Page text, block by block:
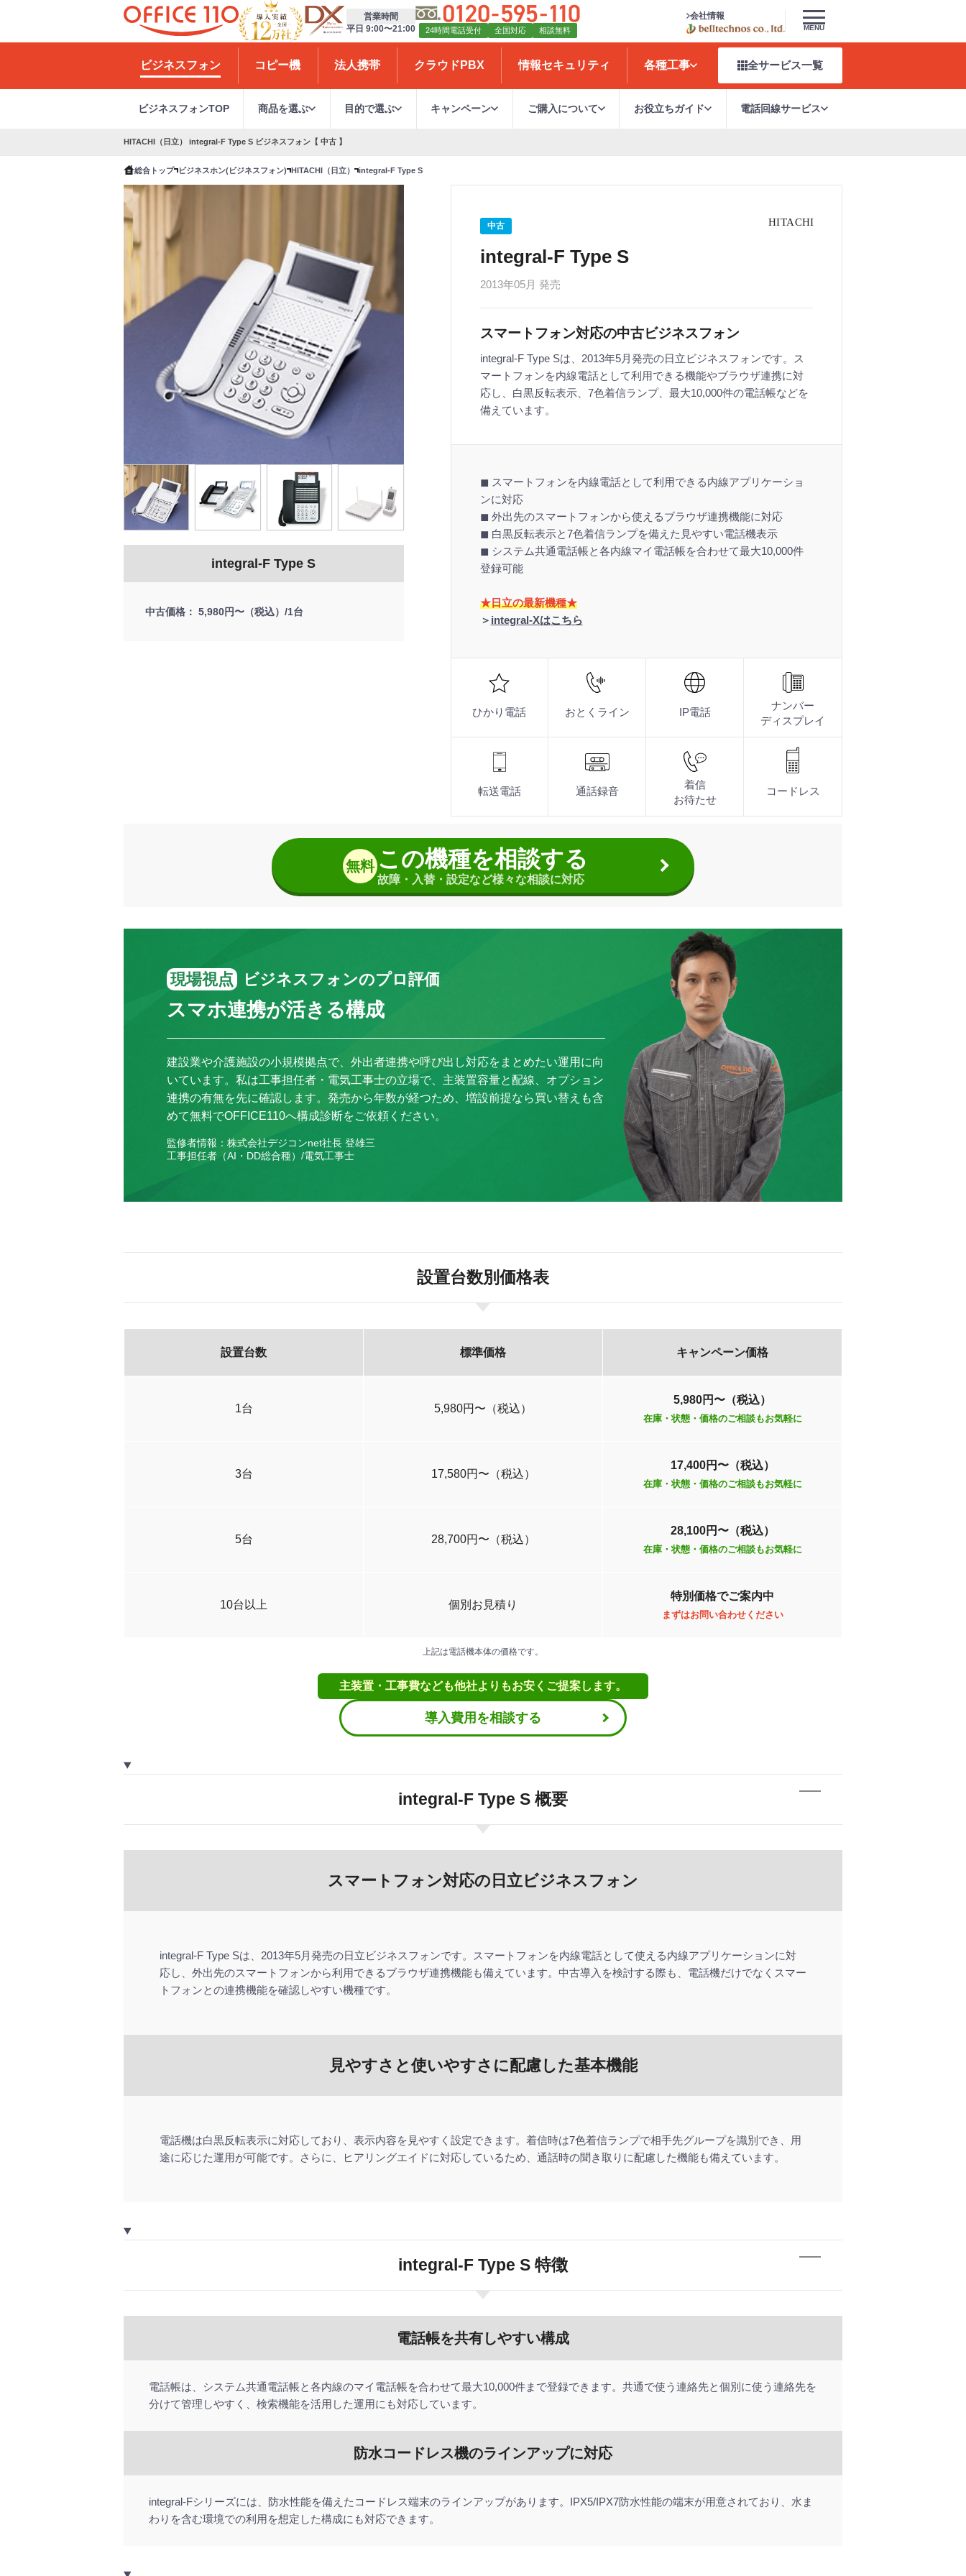
H
e
営業時間
平日 9:00〜21:00
24時間電話受付 全国対応 相談無料
会社情報
MENU
ビジネスフォン コピー機 法人携帯 クラウドPBX 情報セキュリティ 各種工事 全サービス一覧
ビジネスフォンTOP 商品を選ぶ 目的で選ぶ キャンペーン ご購入について お役立ちガイド 電話回線サービス
HITACHI（日立） integral-F Type S ビジネスフォン【 中古 】
総合トップ ビジネスホン(ビジネスフォン) HITACHI（日立） integral-F Type S
integral-F Type S
2013年05月 発売
中古
スマートフォン対応の中古ビジネスフォン
integral-F Type Sは、2013年5月発売の日立ビジネスフォンです。ス
マートフォンを内線電話として利用できる機能やブラウザ連携に対
応し、白黒反転表示、7色着信ランプ、最大10,000件の電話帳などを
備えています。
◼︎ スマートフォンを内線電話として利用できる内線アプリケーショ
ンに対応
◼︎ 外出先のスマートフォンから使えるブラウザ連携機能に対応
◼︎ 白黒反転表示と7色着信ランプを備えた見やすい電話機表示
◼︎ システム共通電話帳と各内線マイ電話帳を合わせて最大10,000件
登録可能
★日立の最新機種★
＞ integral-Xはこちら
スマホ対応機能の充実
スマートフォンを活用より、場所を選ばずビジネスをスムーズに。モバイル環境でも、社内システ
シンプルで使いやすいデザイン
白黒反転表示で文字を見やすく、7色の着信ランプで発信者を識別。ディスプレイ角度の調整にも
コードレス電話機
防水機能を搭載したハンディタイプのコードレス電話機で、オフィスや工場、店舗など幅広い環境
ひかり電話 おとくライン IP電話
ナンバー
ディスプレイ
転送電話 通話録音
着信
お待たせ
コードレス
integral-F Type S
中古価格 5,980円〜（税込）/1台
無料この機種を相談する
故障・入替・設定など様々な相談に対応
現場視点 ビジネスフォンのプロ評価
スマホ連携が活きる構成
建設業や介護施設の小規模拠点で、外出者連携や呼び出し対応をまとめたい運用に向
いています。私は工事担任者・電気工事士の立場で、主装置容量と配線、オプション
連携の有無を先に確認します。発売から年数が経つため、増設前提なら買い替えも含
めて無料でOFFICE110へ構成診断をご依頼ください。
監修者情報：株式会社デジコンnet社長 登雄三
工事担任者（AI・DD総合種）/電気工事士
設置台数別価格表
設置台数 標準価格 キャンペーン価格
1台 5,980円〜（税込）
5,980円〜（税込）
在庫・状態・価格のご相談もお気軽に
3台 17,580円〜（税込）
17,400円〜（税込）
在庫・状態・価格のご相談もお気軽に
5台 28,700円〜（税込）
28,100円〜（税込）
在庫・状態・価格のご相談もお気軽に
10台以上 個別お見積り
特別価格でご案内中
まずはお問い合わせください
上記は電話機本体の価格です。
主装置・工事費なども他社よりもお安くご提案します。
導入費用を相談する
integral-F Type S 概要
スマートフォン対応の日立ビジネスフォン
integral-F Type Sは、2013年5月発売の日立ビジネスフォンです。スマートフォンを内線電話として使える内線アプリケーションに対
応し、外出先のスマートフォンから利用できるブラウザ連携機能も備えています。中古導入を検討する際も、電話機だけでなくスマー
トフォンとの連携機能を確認しやすい機種です。
見やすさと使いやすさに配慮した基本機能
電話機は白黒反転表示に対応しており、表示内容を見やすく設定できます。着信時は7色着信ランプで相手先グループを識別でき、用
途に応じた運用が可能です。さらに、ヒアリングエイドに対応しているため、通話時の聞き取りに配慮した機能も備えています。
integral-F Type S 特徴
電話帳を共有しやすい構成
電話帳は、システム共通電話帳と各内線のマイ電話帳を合わせて最大10,000件まで登録できます。共通で使う連絡先と個別に使う連絡先を
分けて管理しやすく、検索機能を活用した運用にも対応しています。
防水コードレス機のラインアップに対応
integral-Fシリーズには、防水性能を備えたコードレス端末のラインアップがあります。IPX5/IPX7防水性能の端末が用意されており、水ま
わりを含む環境での利用を想定した構成にも対応できます。